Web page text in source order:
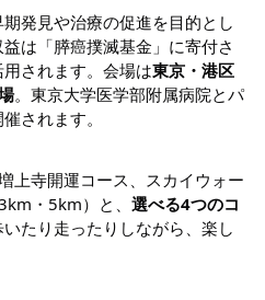
発見や治療の促進を目的とし
は「膵癌撲滅基金」に寄付さ
されます。会場は東京・港区
。東京大学医学部附属病院とパ
されます。
上寺開運コース、スカイウォー
・5km）と、 選べる4つのコ
たり走ったりしながら、楽し